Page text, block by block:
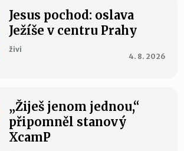
Jesus pochod: oslava
Ježíše v centru Prahy
živi
4. 8. 2026
„Žiješ jenom jednou,“
připomněl stanový
XcamP